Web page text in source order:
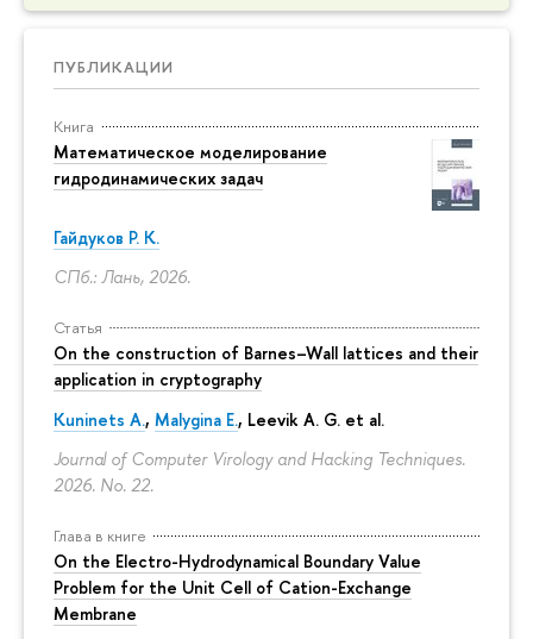
ПУБЛИКАЦИИ
Книга
Математическое моделирование
гидродинамических задач
Гайдуков Р. К.
СПб.: Лань, 2026.
Статья
On the construction of Barnes–Wall lattices and their
application in cryptography
Kuninets A., Malygina E., Leevik A. G. et al.
Journal of Computer Virology and Hacking Techniques.
2026. No. 22.
Глава в книге
On the Electro-Hydrodynamical Boundary Value
Problem for the Unit Cell of Cation-Exchange
Membrane